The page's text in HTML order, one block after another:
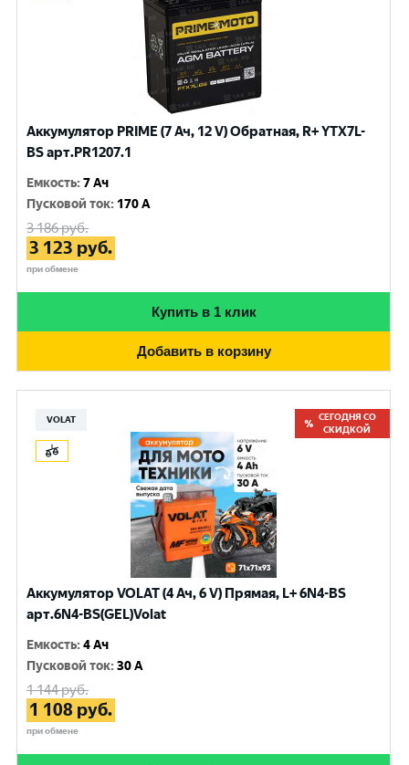
Аккумулятор PRIME (7 Ач, 12 V) Обратная, R+ YTX7L-
BS арт.PR1207.1
Емкость:7 Ач
Пусковой ток: 170 A
3 186руб.
3 123 руб.
при обмене
Купить в 1 клик
Добавить в корзину
VOLAT
СЕГОДНЯ СО
СКИДКОЙ
Аккумулятор VOLAT (4 Ач, 6 V) Прямая, L+ 6N4-BS
арт.6N4-BS(GEL)Volat
Емкость:4 Ач
Пусковой ток:30 A
1 144руб.
1 108 руб.
при обмене